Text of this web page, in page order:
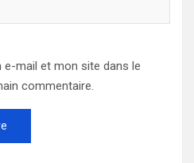
mail et mon site dans le
commentaire.